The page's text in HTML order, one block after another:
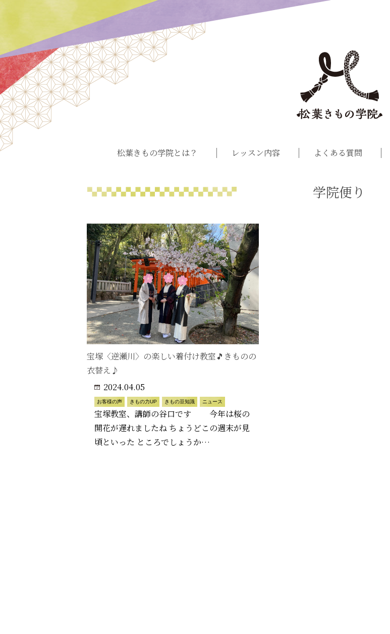
松葉きもの学院とは？ レッスン内容 よくある質問
学院便り
宝塚〈逆瀬川〉の楽しい着付け教室🎵きものの
衣替え♪
2024.04.05
お客様の声 きもの力UP きもの豆知識 ニュース
宝塚教室、講師の谷口です 今年は桜の
開花が遅れましたね ちょうどこの週末が見
頃といった ところでしょうか…